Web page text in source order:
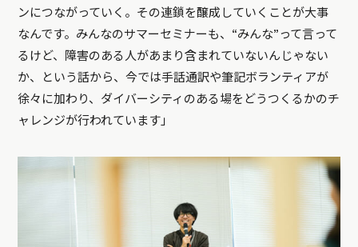
ンにつながっていく。その連鎖を醸成していくことが大事
なんです。みんなのサマーセミナーも、“みんな”って言って
るけど、障害のある人があまり含まれていないんじゃない
か、という話から、今では手話通訳や筆記ボランティアが
徐々に加わり、ダイバーシティのある場をどうつくるかのチ
ャレンジが行われています」